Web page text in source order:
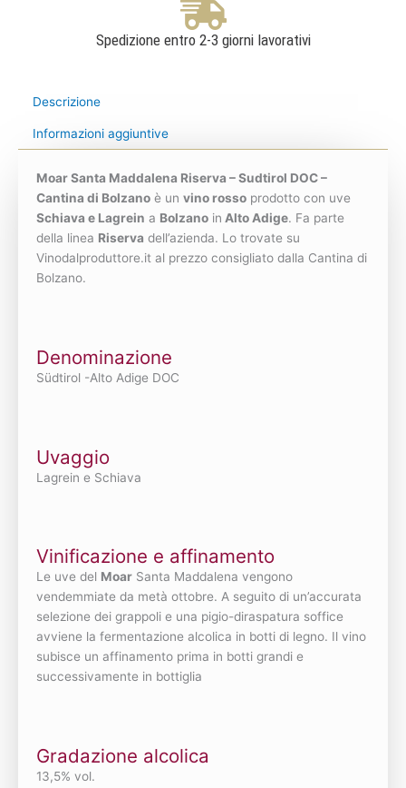
Spedizione entro 2-3 giorni lavorativi
Descrizione
Informazioni aggiuntive
Moar Santa Maddalena Riserva – Sudtirol DOC –
Cantina di Bolzano è un vino rosso prodotto con uve
Schiava e Lagrein a Bolzano in Alto Adige. Fa parte
della linea Riserva dell’azienda. Lo trovate su
Vinodalproduttore.it al prezzo consigliato dalla Cantina di
Bolzano.
Denominazione
Südtirol -Alto Adige DOC
Uvaggio
Lagrein e Schiava
Vinificazione e affinamento
Le uve del Moar Santa Maddalena vengono
vendemmiate da metà ottobre. A seguito di un’accurata
selezione dei grappoli e una pigio-diraspatura soffice
avviene la fermentazione alcolica in botti di legno. Il vino
subisce un affinamento prima in botti grandi e
successivamente in bottiglia
Gradazione alcolica
13,5% vol.